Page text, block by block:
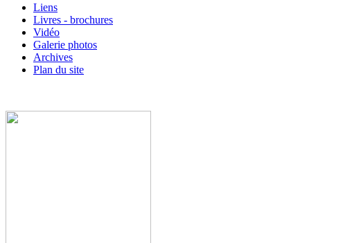
Liens
Livres - brochures
Vidéo
Galerie photos
Archives
Plan du site